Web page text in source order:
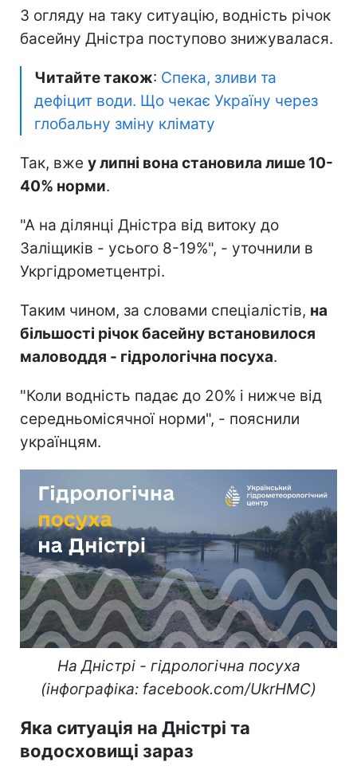
З огляду на таку ситуацію, водність річок
басейну Дністра поступово знижувалася.
Читайте також: Спека, зливи та
дефіцит води. Що чекає Україну через
глобальну зміну клімату
Так, вже у липні вона становила лише 10-
40% норми.
"А на ділянці Дністра від витоку до
Заліщиків - усього 8-19%", - уточнили в
Укргідрометцентрі.
Таким чином, за словами спеціалістів, на
більшості річок басейну встановилося
маловоддя - гідрологічна посуха.
"Коли водність падає до 20% і нижче від
середньомісячної норми", - пояснили
українцям.
На Дністрі - гідрологічна посуха
(інфографіка: facebook.com/UkrHMC)
Яка ситуація на Дністрі та
водосховищі зараз